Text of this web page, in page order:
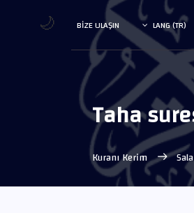
LANG (TR)
BIZE ULAŞIN
Taha
Kuranı Kerim
🌙